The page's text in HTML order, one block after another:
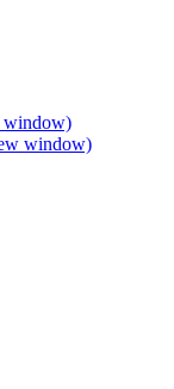
window)
window)